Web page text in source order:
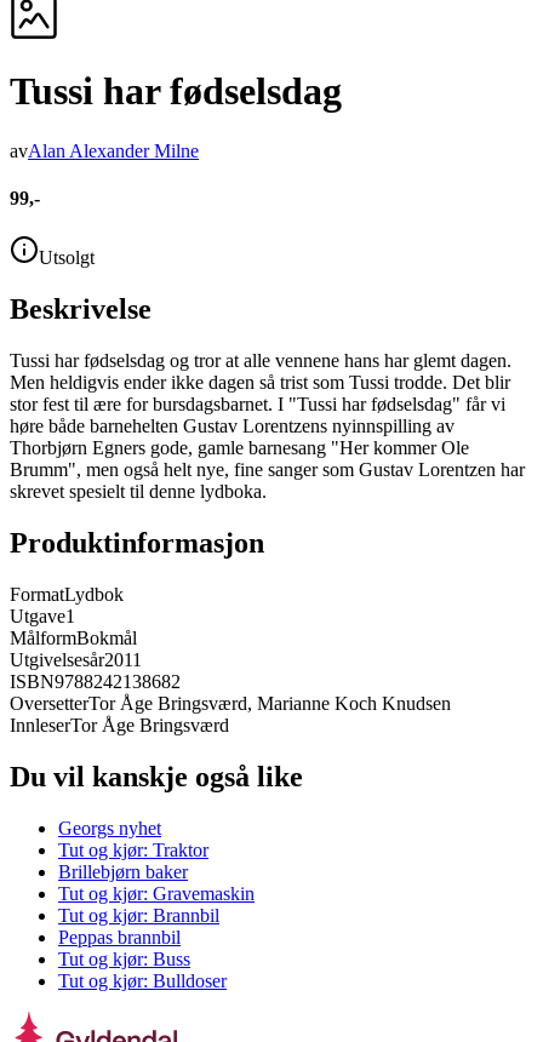
Tussi har fødselsdag
avAlan Alexander Milne
99,-
Utsolgt
Beskrivelse
Tussi har fødselsdag og tror at alle vennene hans har glemt dagen.
Men heldigvis ender ikke dagen så trist som Tussi trodde. Det blir
stor fest til ære for bursdagsbarnet. I "Tussi har fødselsdag" får vi
høre både barnehelten Gustav Lorentzens nyinnspilling av
Thorbjørn Egners gode, gamle barnesang "Her kommer Ole
Brumm", men også helt nye, fine sanger som Gustav Lorentzen har
skrevet spesielt til denne lydboka.
Produktinformasjon
FormatLydbok
Utgave1
MålformBokmål
Utgivelsesår2011
ISBN9788242138682
OversetterTor Åge Bringsværd, Marianne Koch Knudsen
InnleserTor Åge Bringsværd
Du vil kanskje også like
Georgs nyhet
Tut og kjør: Traktor
Brillebjørn baker
Tut og kjør: Gravemaskin
Tut og kjør: Brannbil
Peppas brannbil
Tut og kjør: Buss
Tut og kjør: Bulldoser